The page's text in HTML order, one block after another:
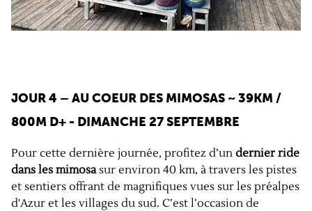
JOUR 4 – AU COEUR DES MIMOSAS ~ 39KM /
800M D+ - DIMANCHE 27 SEPTEMBRE
Pour cette dernière journée, profitez d’un dernier ride
dans les mimosasur environ 40 km, à travers les pistes
et sentiers offrant de magnifiques vues sur les préalpes
d'Azur et les villages du sud. C’est l’occasion de